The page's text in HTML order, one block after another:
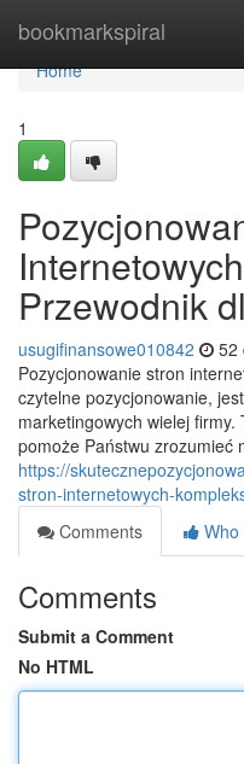
bookmarkspiral
Home
Home
1
Przewodnik
usugifinansowe010842 52
Pozycjonowanie stron
czytelne pozycjonowanie,
marketingowych wielej
pomoże Państwu zrozumieć
https://
stron-internetowych-
Comments
Who
Comments
Submit a Comment
No HTML